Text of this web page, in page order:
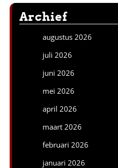
Archief
augustus 2026
juli 2026
juni 2026
mei 2026
april 2026
maart 2026
februari 2026
januari 2026